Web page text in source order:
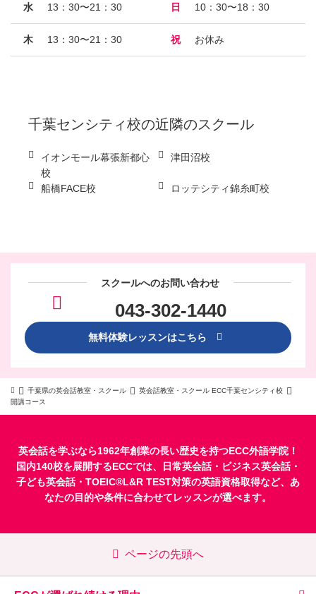
水 13：30〜21：30
木 13：30〜21：30
日 10：30〜18：30
祝 お休み
千葉センシティ校の近隣のスクール
イオンモール幕張新都心
校
津田沼校
船橋FACE校 ロッテシティ錦糸町校
スクールへのお問い合わせ
043-302-1440
無料体験レッスンはこちら
千葉県の英会話教室・スクール
英会話教室・スクール ECC千葉センシティ校
開講コース
英会話を学ぶなら1962年創業の長い歴史を持つECC外語学院！
国内140校を展開するECCでは、
日常英会話・ ビジネス英会話・
子ども英会話・ TOEIC®L&R TEST対策の英語資格取得など、あ
なたの目的や条件に合わせてレッスンが選べます。
ページの先頭へ